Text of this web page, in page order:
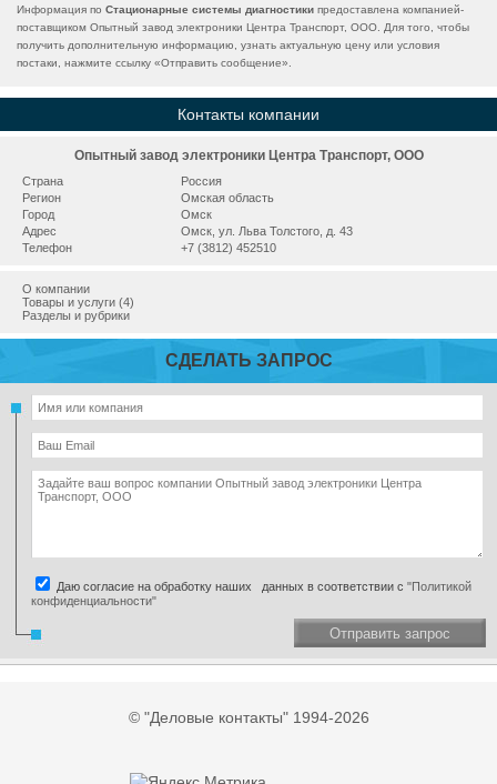
Информация по Стационарные системы диагностики предоставлена компанией-
поставщиком Опытный завод электроники Центра Транспорт, ООО. Для того, чтобы
получить дополнительную информацию, узнать актуальную цену или условия
постаки, нажмите ссылку «Отправить сообщение».
Контакты компании
Опытный завод электроники Центра Транспорт, ООО
Страна
Россия
Регион
Омская область
Город
Омск
Адрес
Омск, ул. Льва Толстого, д. 43
Телефон
+7 (3812) 452510
О компании
Товары и услуги (4)
Разделы и рубрики
СДЕЛАТЬ ЗАПРОС
Даю согласие на обработку наших данных в соответствии с "Политикой
конфиденциальности"
Отправить запрос
© "Деловые контакты" 1994-2026